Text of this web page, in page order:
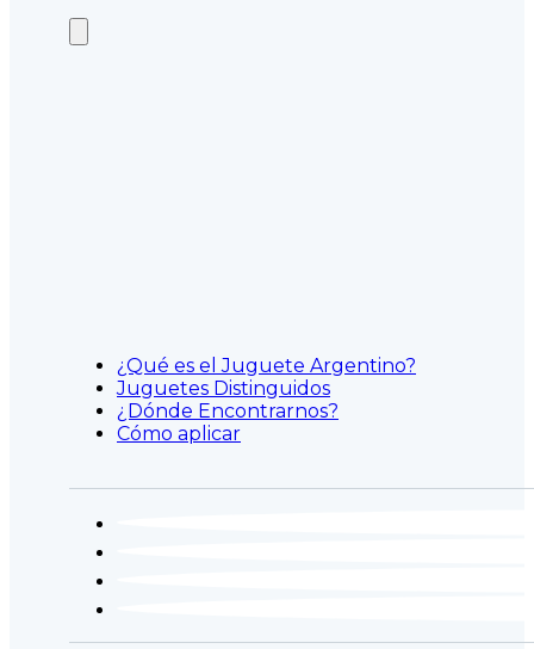
¿Qué es el Juguete Argentino?
Juguetes Distinguidos
¿Dónde Encontrarnos?
Cómo aplicar